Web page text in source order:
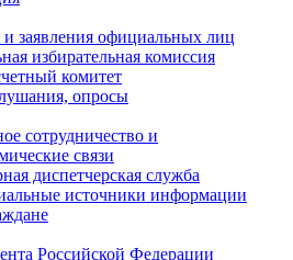
заявления официальных лиц
избирательная комиссия
комитет
опросы
сотрудничество и
связи
диспетчерская служба
источники информации
Российской Федерации